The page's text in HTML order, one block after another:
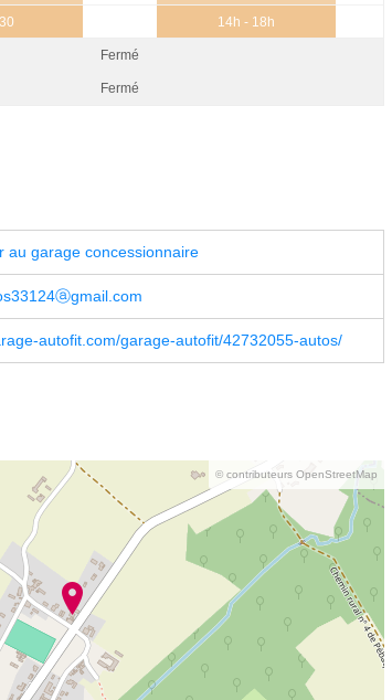
14h - 18h
Fermé
Fermé
au garage concessionnaire
autofit.com/garage-autofit/42732055-autos/
© contributeurs OpenStreetMap